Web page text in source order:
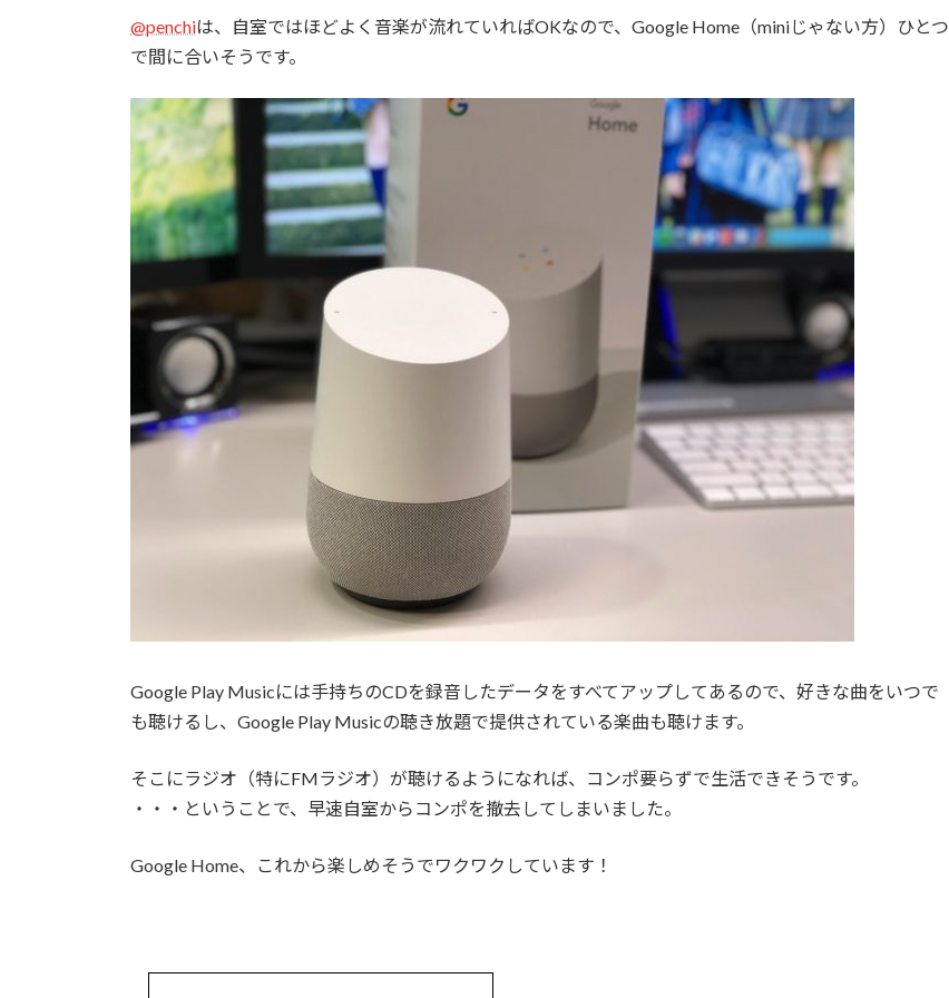
@penchiは、自室ではほどよく音楽が流れていればOKなので、Google Home（miniじゃない方）ひとつ
で間に合いそうです。
Google Play Musicには手持ちのCDを録音したデータをすべてアップしてあるので、好きな曲をいつで
も聴けるし、Google Play Musicの聴き放題で提供されている楽曲も聴けます。
そこにラジオ（特にFMラジオ）が聴けるようになれば、コンポ要らずで生活できそうです。
・・・ということで、早速自室からコンポを撤去してしまいました。
Google Home、これから楽しめそうでワクワクしています！